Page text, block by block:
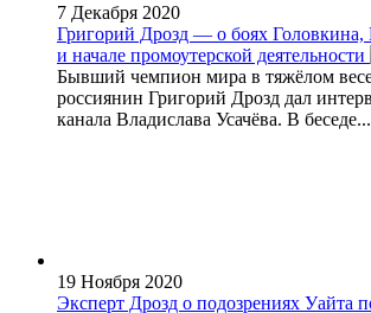
7 Декабря 2020
Григорий Дрозд — о боях Головкина,
и начале промоутерской деятельности
Бывший чемпион мира в тяжёлом
россиянин Григорий Дрозд дал
канала Владислава Усачёва. В беседе...
19 Ноября 2020
Эксперт Дрозд о подозрениях Уайта